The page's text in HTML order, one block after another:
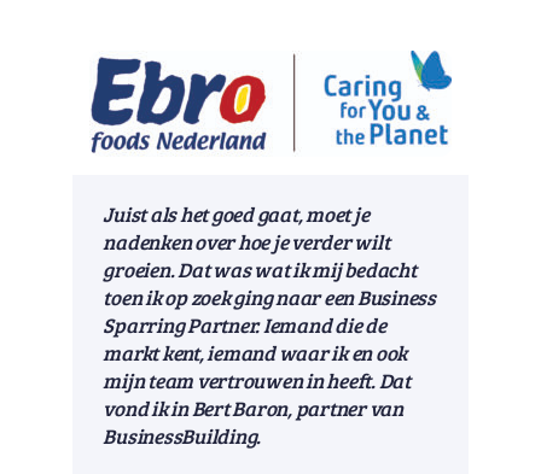
Juist als het goed gaat, moet je
nadenken over hoe je verder wilt
groeien. Dat was wat ik mij bedacht
toen ik op zoek ging naar een Business
Sparring Partner. Iemand die de
markt kent, iemand waar ik en ook
mijn team vertrouwen in heeft. Dat
vond ik in Bert Baron, partner van
BusinessBuilding.